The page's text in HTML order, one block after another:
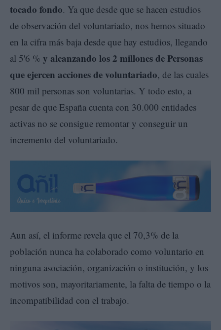
tocado fondo. Ya que desde que se hacen estudios
de observación del voluntariado, nos hemos situado
en la cifra más baja desde que hay estudios, llegando
al 5'6 % y alcanzando los 2 millones de Personas
que ejercen acciones de voluntariado, de las cuales
800 mil personas son voluntarias. Y todo esto, a
pesar de que España cuenta con 30.000 entidades
activas no se consigue remontar y conseguir un
incremento del voluntariado.
Aun así, el informe revela que el 70,3% de la
población nunca ha colaborado como voluntario en
ninguna asociación, organización o institución, y los
motivos son, mayoritariamente, la falta de tiempo o la
incompatibilidad con el trabajo.